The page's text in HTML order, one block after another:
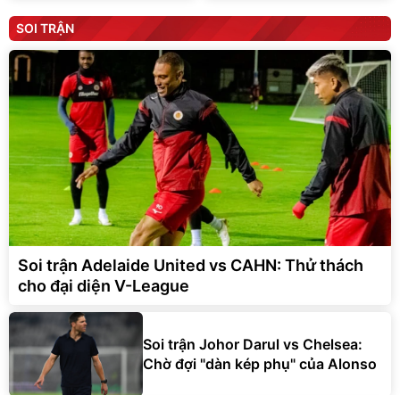
SOI TRẬN
Soi trận Adelaide United vs CAHN: Thử thách
cho đại diện V-League
Soi trận Johor Darul vs Chelsea:
Chờ đợi "dàn kép phụ" của Alonso